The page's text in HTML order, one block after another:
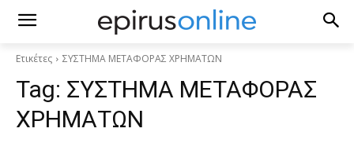
Ετικέτες ΣΥΣΤΗΜΑ ΜΕΤΑΦΟΡΑΣ ΧΡΗΜΑΤΩΝ
Tag: ΣΥΣΤΗΜΑ ΜΕΤΑΦΟΡΑΣ
ΧΡΗΜΑΤΩΝ